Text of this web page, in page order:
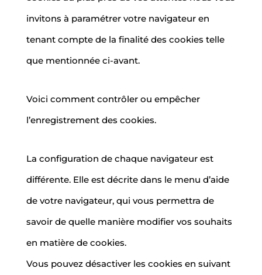
invitons à paramétrer votre navigateur en
tenant compte de la finalité des cookies telle
que mentionnée ci-avant.
Voici comment contrôler ou empêcher
l’enregistrement des cookies.
La configuration de chaque navigateur est
différente. Elle est décrite dans le menu d’aide
de votre navigateur, qui vous permettra de
savoir de quelle manière modifier vos souhaits
en matière de cookies.
Vous pouvez désactiver les cookies en suivant